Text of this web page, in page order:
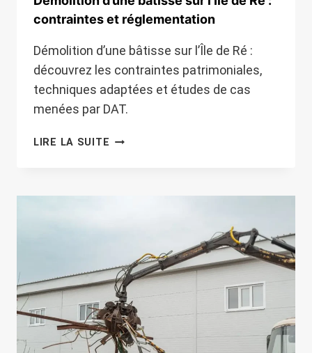
contraintes et réglementation
Démolition d’une bâtisse sur l’Île de Ré :
découvrez les contraintes patrimoniales,
techniques adaptées et études de cas
menées par DAT.
LIRE LA SUITE DÉMOLITION
CONTRAINTES
ET
RÉGLEMENTATION